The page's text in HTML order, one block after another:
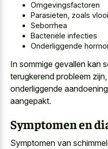
Omgevingsfactoren
Parasieten, zoals
Seborrhea
Bacteriële infecties
Onderliggende
In sommige gevallen kan
terugkerend probleem
onderliggende
aangepakt.
Symptomen en
Symptomen van